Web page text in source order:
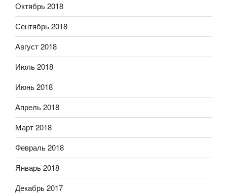
Октябрь 2018
Сентябрь 2018
Август 2018
Июль 2018
Июнь 2018
Апрель 2018
Март 2018
Февраль 2018
Январь 2018
Декабрь 2017